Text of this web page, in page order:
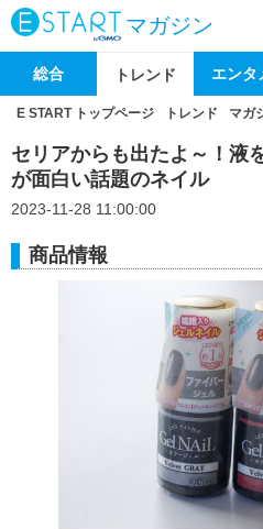
マガジン
総合 トレンド エンタ
E START トップページ トレンド マガ
セリアからも出たよ～！液
が面白い話題のネイル
2023-11-28 11:00:00
商品情報